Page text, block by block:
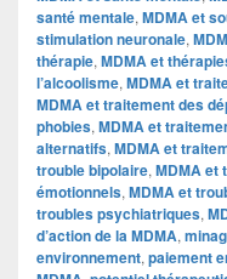
santé mentale, MDMA et
stimulation neuronale,
thérapie, MDMA et
l’alcoolisme, MDMA et
MDMA et traitement des
phobies, MDMA et
alternatifs, MDMA et
trouble bipolaire, MDMA et
émotionnels, MDMA et
troubles psychiatriques,
d’action de la MDMA,
environnement, paiement